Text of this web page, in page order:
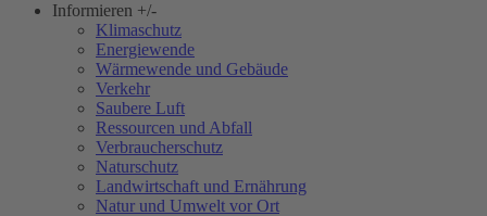
Informieren +/-
Klimaschutz
Energiewende
Wärmewende und Gebäude
Verkehr
Saubere Luft
Ressourcen und Abfall
Verbraucherschutz
Naturschutz
Landwirtschaft und Ernährung
Natur und Umwelt vor Ort